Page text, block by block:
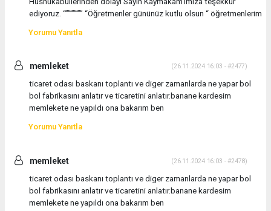
ediyoruz. “””””””” “Öğretmenler gününüz kutlu olsun “ öğretmenlerim
Yorumu Yanıtla
memleket (26.11.2024 16:03 - #2477)
ticaret odası baskanı toplantı ve diger zamanlarda ne yapar bol
bol fabrikasını anlatır ve ticaretini anlatır.banane kardesim
memlekete ne yapıldı ona bakarım ben
Yorumu Yanıtla
memleket (26.11.2024 16:03 - #2478)
ticaret odası baskanı toplantı ve diger zamanlarda ne yapar bol
bol fabrikasını anlatır ve ticaretini anlatır.banane kardesim
memlekete ne yapıldı ona bakarım ben